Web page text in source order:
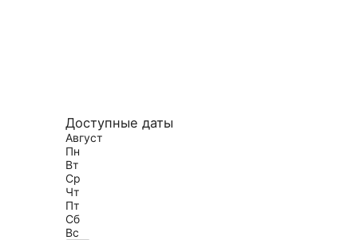
Доступные даты
Август
Пн
Вт
Ср
Чт
Пт
Сб
Вс